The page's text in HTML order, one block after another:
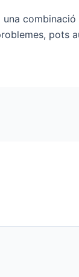
pots